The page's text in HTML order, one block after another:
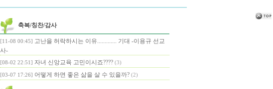
축복/칭찬/감사
[11-08 00:45] 고난을 허락하시는 이유............. 기대 -이용규 선교
사-
[08-02 22:51] 자녀 신앙교육 고민이시죠???? (3)
[03-07 17:26] 어떻게 하면 좋은 삶을 살 수 있을까? (2)